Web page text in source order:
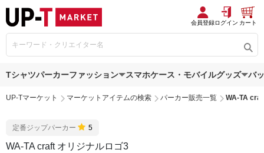
会員登録ログイン カート
Tシャツパーカーファッション スマホケース・モバイルグッズ バ
UP-Tマーケット マーケットアイテムの検索 パーカー販売一覧 WA-TA
定番ジップパーカー 5
WA-TA craft オリジナルロゴ3